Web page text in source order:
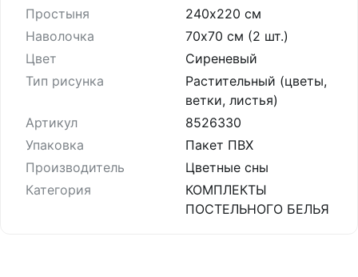
Простыня
240х220 см
Наволочка
70х70 см (2 шт.)
Цвет
Сиреневый
Тип рисунка
Растительный (цветы,
ветки, листья)
Артикул
8526330
Упаковка
Пакет ПВХ
Производитель
Цветные сны
Категория
КОМПЛЕКТЫ
ПОСТЕЛЬНОГО БЕЛЬЯ